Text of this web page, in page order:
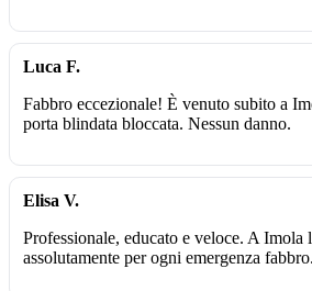
Luca F.
Fabbro eccezionale! È venuto subito a
porta blindata bloccata. Nessun danno.
Elisa V.
Professionale, educato e veloce. A Imola
assolutamente per ogni emergenza fabbro.